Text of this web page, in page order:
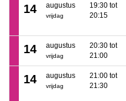
14 augustus
vrijdag
19:30 tot
20:15
14 augustus
vrijdag
20:30 tot
21:00
14 augustus
vrijdag
21:00 tot
21:30